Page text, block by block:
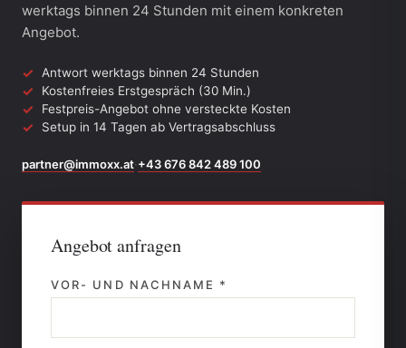
werktags binnen 24 Stunden mit einem konkreten
Angebot.
Antwort werktags binnen 24 Stunden
Kostenfreies Erstgespräch (30 Min.)
Festpreis-Angebot ohne versteckte Kosten
Setup in 14 Tagen ab Vertragsabschluss
partner@immoxx.at·+43 676 842 489 100
Angebot anfragen
VOR- UND NACHNAME *